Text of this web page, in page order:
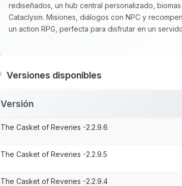
rediseñados, un hub central personalizado,
Cataclysm. Misiones, diálogos con NPC y
un action RPG, perfecta para disfrutar en un
Versiones disponibles
Versión
The Casket of Reveries -2.2.9.6
The Casket of Reveries -2.2.9.5
The Casket of Reveries -2.2.9.4